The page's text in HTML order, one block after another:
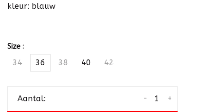
kleur: blauw
Size :
34 36 38 40 42
Aantal: +
-